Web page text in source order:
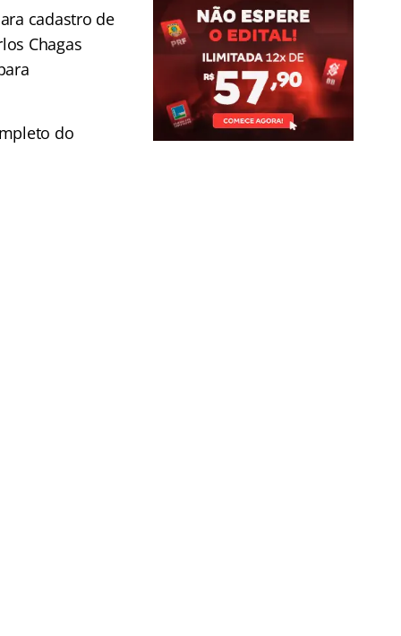
cadastro de
Chagas
do